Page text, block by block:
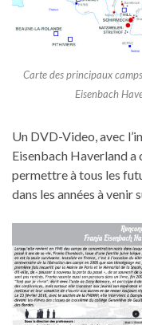
Carte des principaux
Eisenbach
Un DVD-Video, avec
Eisenbach Haverland a
permettre à tous les
dans les années à venir